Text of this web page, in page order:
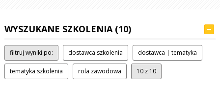
WYSZUKANE SZKOLENIA (10)
filtruj wyniki po: dostawca szkolenia dostawca | tematyka
tematyka szkolenia rola zawodowa 10z 10